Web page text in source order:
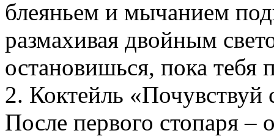
блеяньем и мычанием
размахивая двойным
остановишься, пока тебя
2. Коктейль «Почувствуй
После первого стопаря –